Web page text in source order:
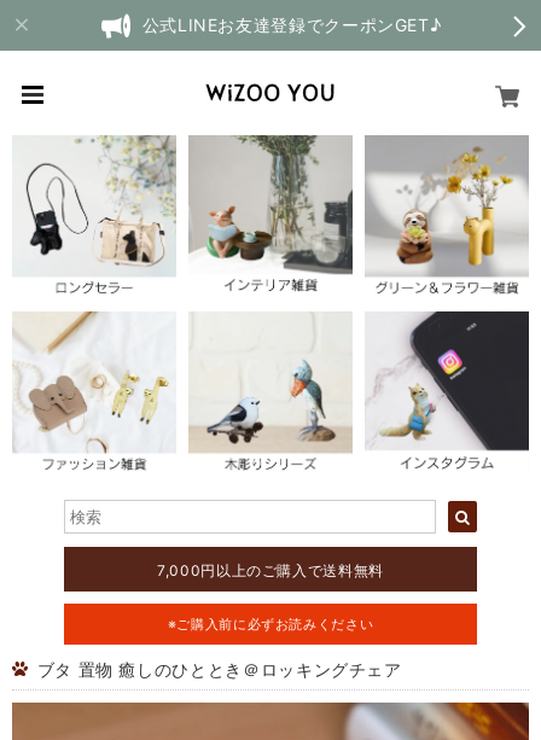
公式LINEお友達登録でクーポンGET♪
7,000円以上のご購入で送料無料
※ご購入前に必ずお読みください
ブタ 置物 癒しのひととき＠ロッキングチェア